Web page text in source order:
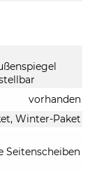
vorhanden
Winter-Paket
Seitenscheiben